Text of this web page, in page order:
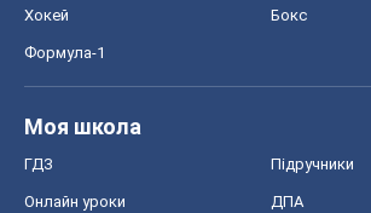
Хокей Бокс
Формула-1
Моя школа
ГДЗ Підручники
Онлайн уроки ДПА